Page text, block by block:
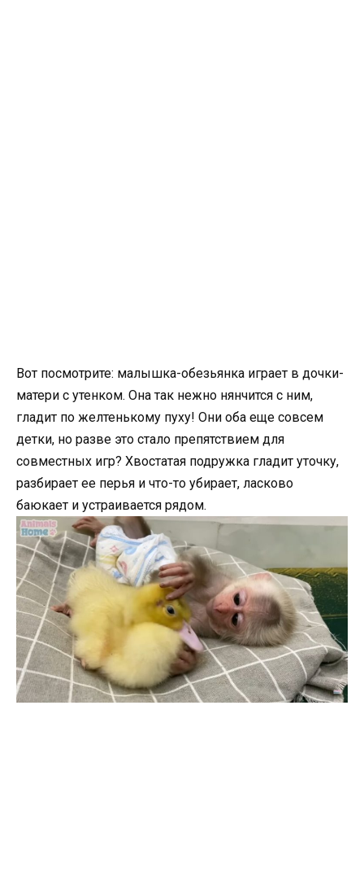
Вот посмотрите: малышка-обезьянка играет в дочки-
матери с утенком. Она так нежно нянчится с ним,
гладит по желтенькому пуху! Они оба еще совсем
детки, но разве это стало препятствием для
совместных игр? Хвостатая подружка гладит уточку,
разбирает ее перья и что-то убирает, ласково
баюкает и устраивается рядом.